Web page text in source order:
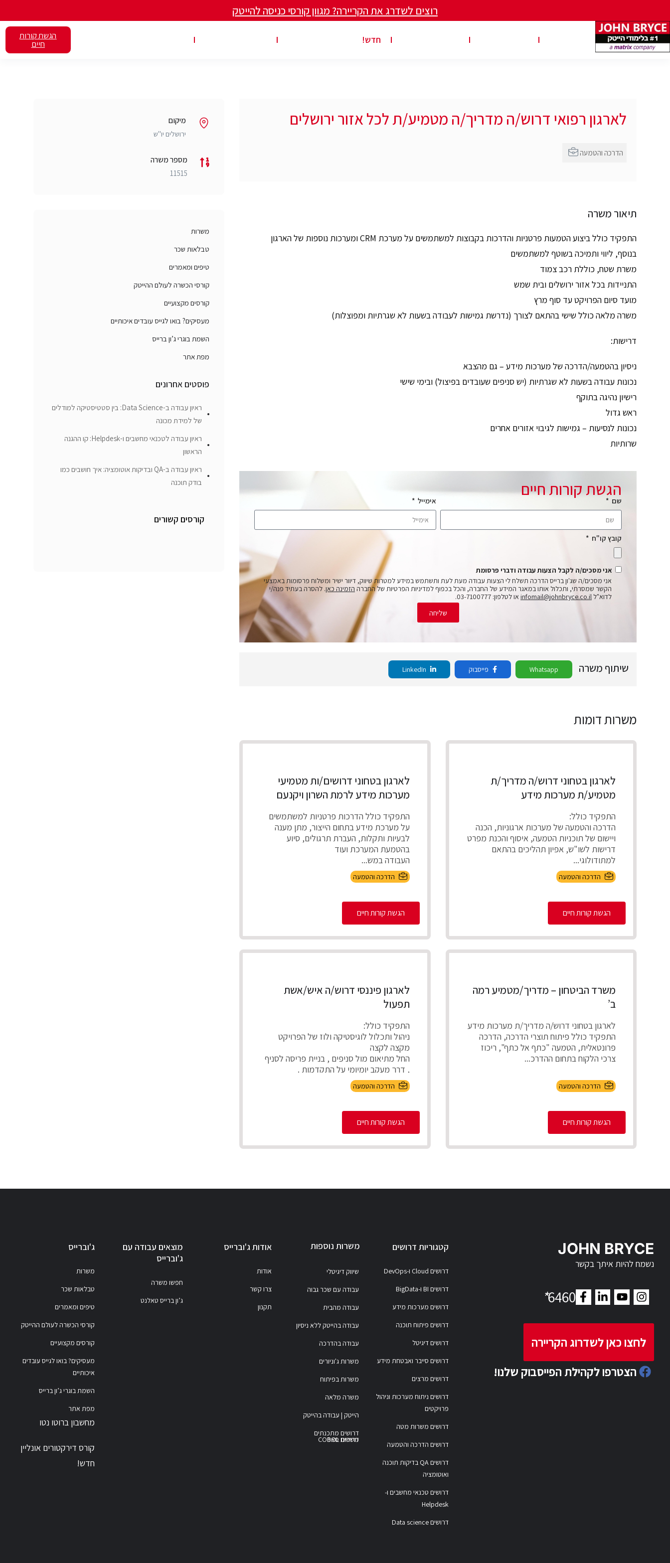
רוצים לשדרג את הקריירה? מגוון קורסי כניסה להייטק
חדש! הגשת קורות
חיים
לארגון רפואי דרוש/ה מדריך/ה מטמיע/ת לכל אזור ירושלים
תיאור משרה
התפקיד כולל ביצוע הטמעות פרטניות והדרכות בקבוצות למשתמשים על מערכת CRM ומערכות נוספות של הארגון
בנוסף, ליווי ותמיכה בשוטף למשתמשים
משרת שטח, כוללת רכב צמוד
התניידות בכל אזור ירושלים ובית שמש
מועד סיום הפרויקט עד סוף מרץ
משרה מלאה כולל שישי בהתאם לצורך (נדרשת גמישות לעבודה בשעות לא שגרתיות ומפוצלות)
דרישות:
ניסיון בהטמעה/הדרכה של מערכות מידע – גם מהצבא
נכונות עבודה בשעות לא שגרתיות (יש סניפים שעובדים בפיצול) ובימי שישי
רישיון נהיגה בתוקף
ראש גדול
נכונות לנסיעות – גמישות לגיבוי אזורים אחרים
שרותיות
הגשת קורות חיים
שם אימייל
קובץ קו"ח
אני מסכים/ה לקבל הצעות עבודה ודברי פרסומת
אני מסכים/ה שג'ון ברייס הדרכה תשלח לי הצעות עבודה מעת לעת ותשתמש במידע למטרות שיווק, דיוור ישיר ומשלוח פרסומות באמצעי
הקשר שמסרתי, ותכלול אותו במאגר המידע של החברה, והכל בכפוף למדיניות הפרטיות של החברה הזמינה כאן. להסרה בעתיד פנה/י
לדוא"ל infomail@johnbryce.co.il או לטלפון: 03-7100777.
שליחה
שיתוף משרה Whatsapp פייסבוק
משרות דומות
לארגון בטחוני דרוש/ה מדריך/ת
מטמיע/ת מערכות מידע
התפקיד כולל:
הדרכה והטמעה של מערכות ארגוניות, הכנה
ויישום של תוכניות הטמעה, איסוף והכנת מפרט
דרישות לשו"ש, אפיון תהליכים בהתאם
למתודולוגי...
הדרכה והטמעה
הגשת קורות חיים
לארגון בטחוני דרושים/ות מטמיעי
מערכות מידע לרמת השרון ויקנעם
התפקיד כולל הדרכות פרטניות למשתמשים
על מערכת מידע בתחום הייצור, מתן מענה
לבעיות ותקלות, העברת תרגולים, סיוע
בהטמעת המערכת ועוד
העבודה במש...
הדרכה והטמעה
הגשת קורות חיים
משרד הביטחון – מדריך/מטמיע רמה
ב’
לארגון בטחוני דרוש/ה מדריך/ת מערכות מידע
התפקיד כולל פיתוח תוצרי הדרכה, הדרכה
פרונטאלית, הטמעה "כתף אל כתף", ריכוז
צרכי הלקוח בתחום ההדרכ...
הדרכה והטמעה
הגשת קורות חיים
לארגון פיננסי דרוש/ה איש/אשת
תפעול
התפקיד כולל:
ניהול ותכלול לוגיסטיקה ולוז של הפרויקט
מקצה לקצה
החל מתיאום מול סניפים , בניית פריסה לסניף
, דרך מעקב יומיומי על התקדמות .
...
הדרכה והטמעה
הגשת קורות חיים
מיקום
ירושלים יו"ש
מספר משרה
11515
משרות
טבלאות שכר
טיפים ומאמרים
קורסי הכשרה לעולם ההייטק
קורסים מקצועיים
מעסיקים? בואו לגייס עובדים איכותיים
השמת בוגרי ג’ון ברייס
מפת אתר
פוסטים אחרונים
ראיון עבודה ב-Data Science: בין סטטיסטיקה למודלים
של למידת מכונה
ראיון עבודה לטכנאי מחשבים ו-Helpdesk: קו ההגנה
הראשון
ראיון עבודה ב-QA ובדיקות אוטומציה: איך חושבים כמו
בודק תוכנה
קורסים קשורים
JOHN BRYCE
נשמח להיות איתך בקשר
6460
*
לחצו כאן לשדרוג הקריירה
הצטרפו לקהילת הפייסבוק שלנו!
קטגוריות דרושים
דרושים Cloud ו-DevOps
דרושים BI ו-BigData
דרושים מערכות מידע
דרושים פיתוח תוכנה
דרושים דיגיטל
דרושים סייבר ואבטחת מידע
דרושים מרצים
דרושים ניתוח מערכות וניהול
פרויקטים
דרושים משרות מטה
דרושים הדרכה והטמעה
דרושים QA בדיקות תוכנה
ואוטומציה
דרושים טכנאי מחשבים ו-
Helpdesk
דרושים Data science
משרות נוספות
שיווק דיגיטלי
עבודה עם שכר גבוה
עבודה מהבית
עבודה בהייטק ללא ניסיון
עבודה בהדרכה
משרות ג'וניורים
משרות בפיתוח
משרה מלאה
הייטק | עבודה בהייטק
דרושים מתכנתים
דרושים סאפ
משרות COBOL
אודות ג'וברייס
אודות
צרו קשר
תקנון
מוצאים עבודה עם
ג'וברייס
חפשו משרה
ג’ון ברייס טאלנט
ג'וברייס
משרות
טבלאות שכר
טיפים ומאמרים
קורסי הכשרה לעולם ההייטק
קורסים מקצועיים
מעסיקים? בואו לגייס עובדים
איכותיים
השמת בוגרי ג’ון ברייס
מפת אתר
מחשבון ברוטו נטו
קורס דירקטורים אונליין
חדש!